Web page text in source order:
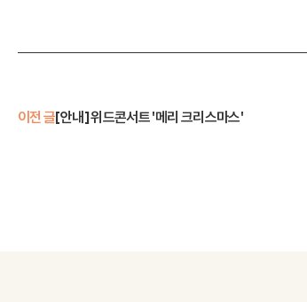
이전 글[안내] 위드콘서트 '메리 크리스마스'